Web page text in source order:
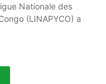
Nationale des
(LINAPYCO) a